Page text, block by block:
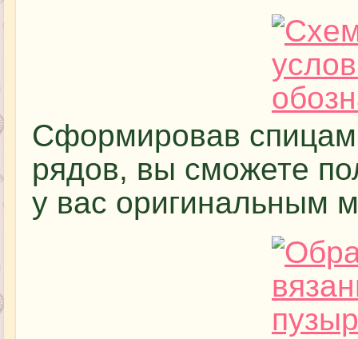
Сформировав
рядов, вы сможете
у вас оригинальным